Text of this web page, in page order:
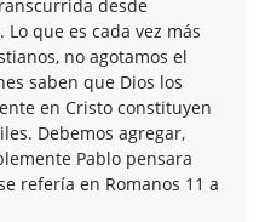
desde
que es cada vez más
no agotamos el
saben que Dios los
en Cristo constituyen
Debemos agregar,
Pablo pensara
refería en Romanos 11 a